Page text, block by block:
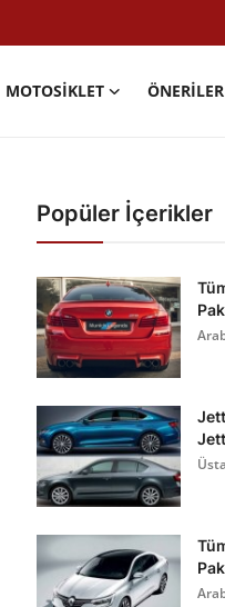
MOTOSIKLET ÖNERILER
Popüler İçerikler